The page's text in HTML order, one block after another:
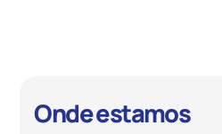
Onde estamos